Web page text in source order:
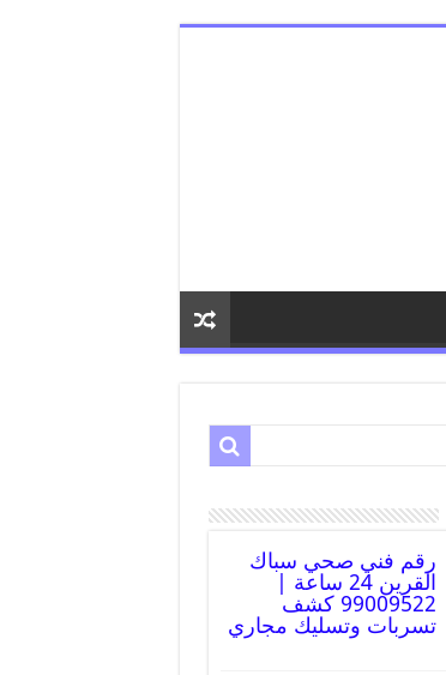
رقم فني صحي سباك
القرين 24 ساعة |
99009522 كشف
تسربات وتسليك مجاري